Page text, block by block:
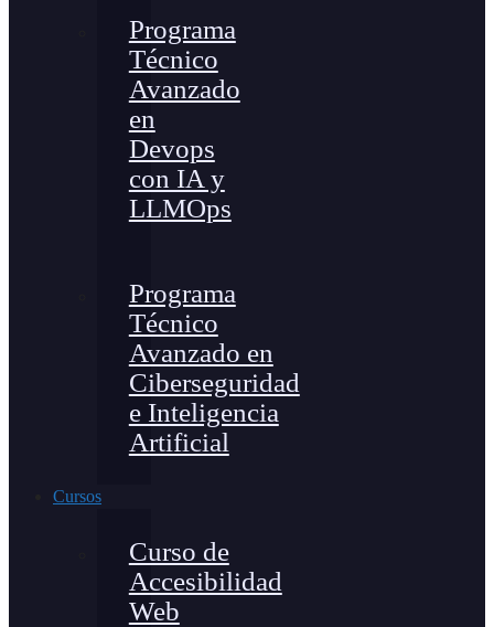
Programa
Técnico
Avanzado
en
Devops
con IA y
LLMOps
Programa
Técnico
Avanzado en
Ciberseguridad
e Inteligencia
Artificial
Cursos
Curso de
Accesibilidad
Web